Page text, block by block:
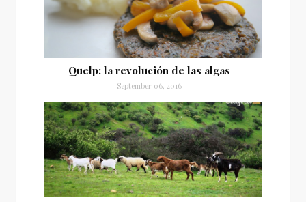
Quelp: la revolución de las algas
September 06, 2016